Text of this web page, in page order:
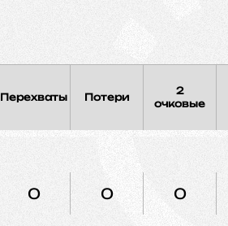
Перехваты Потери
2
очковые
0 0 0